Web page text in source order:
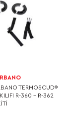
TERMOSCUD®
KILIFI R-360 - R-362